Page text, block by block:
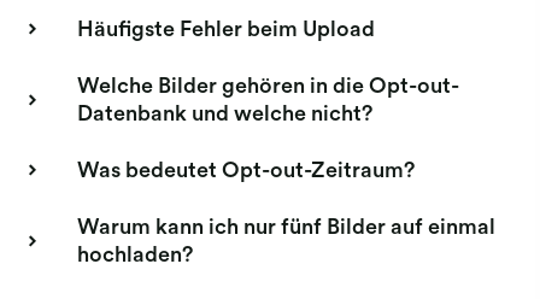
Häufigste Fehler beim Upload
Welche Bilder gehören in die Opt-out-
Datenbank und welche nicht?
Was bedeutet Opt-out-Zeitraum?
Warum kann ich nur fünf Bilder auf einmal
hochladen?